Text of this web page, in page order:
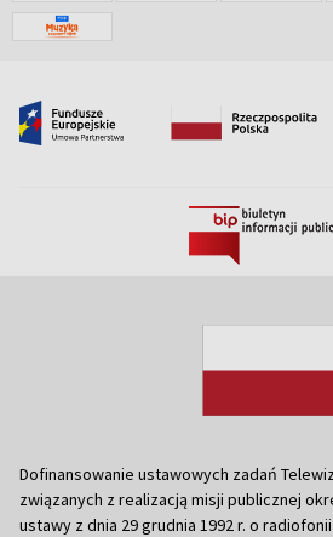
Dofinansowanie ustawowych zadań
związanych z realizacją misji publicznej
ustawy z dnia 29 grudnia 1992 r. o